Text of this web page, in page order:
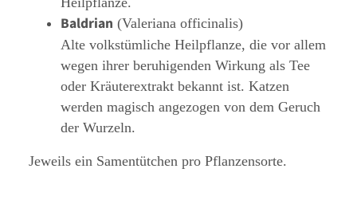
Baldrian (Valeriana officinalis)
Alte volkstümliche Heilpflanze, die vor allem
wegen ihrer beruhigenden Wirkung als Tee
oder Kräuterextrakt bekannt ist. Katzen
werden magisch angezogen von dem Geruch
der Wurzeln.
Jeweils ein Samentütchen pro Pflanzensorte.